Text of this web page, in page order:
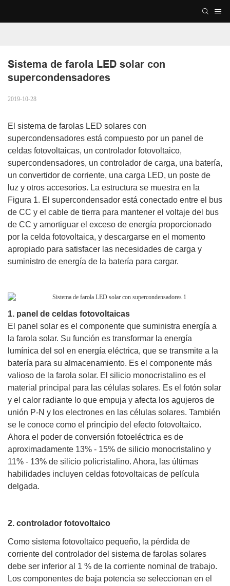
Sistema de farola LED solar con
supercondensadores
2019-10-28
El sistema de farolas LED solares con
supercondensadores está compuesto por un panel de
celdas fotovoltaicas, un controlador fotovoltaico,
supercondensadores, un controlador de carga, una batería,
un convertidor de corriente, una carga LED, un poste de
luz y otros accesorios. La estructura se muestra en la
Figura 1. El supercondensador está conectado entre el bus
de CC y el cable de tierra para mantener el voltaje del bus
de CC y amortiguar el exceso de energía proporcionado
por la celda fotovoltaica, y descargarse en el momento
apropiado para satisfacer las necesidades de carga y
suministro de energía de la batería para cargar.
1. panel de celdas fotovoltaicas
El panel solar es el componente que suministra energía a
la farola solar. Su función es transformar la energía
lumínica del sol en energía eléctrica, que se transmite a la
batería para su almacenamiento. Es el componente más
valioso de la farola solar. El silicio monocristalino es el
material principal para las células solares. Es el fotón solar
y el calor radiante lo que empuja y afecta los agujeros de
unión P-N y los electrones en las células solares. También
se le conoce como el principio del efecto fotovoltaico.
Ahora el poder de conversión fotoeléctrica es de
aproximadamente 13% - 15% de silicio monocristalino y
11% - 13% de silicio policristalino. Ahora, las últimas
habilidades incluyen celdas fotovoltaicas de película
delgada.
2. controlador fotovoltaico
Como sistema fotovoltaico pequeño, la pérdida de
corriente del controlador del sistema de farolas solares
debe ser inferior al 1 % de la corriente nominal de trabajo.
Los componentes de baja potencia se seleccionan en el